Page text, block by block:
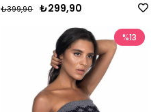
₺299,90
₺399,90
%13